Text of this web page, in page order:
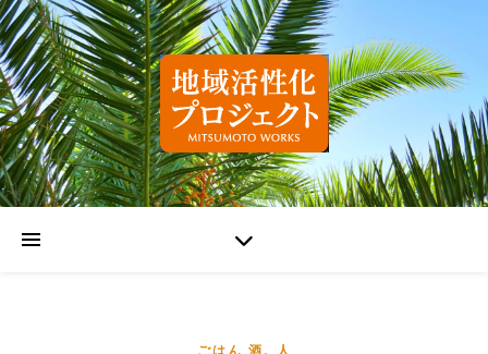
ごはん,酒, 人